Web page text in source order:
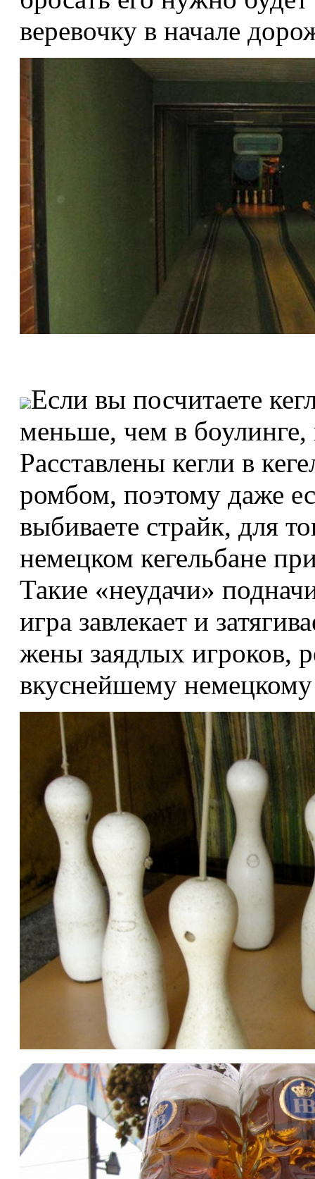
веревочку в начале
Если вы посчитаете
меньше, чем в боулинге,
Расставлены кегли в
ромбом, поэтому даже
выбиваете страйк, для
немецком кегельбане
Такие «неудачи»
игра завлекает и
жены заядлых игроков,
вкуснейшему